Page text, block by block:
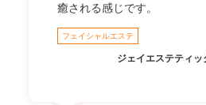
癒される感じです。
フェイシャルエステ
ジェイエステティッ